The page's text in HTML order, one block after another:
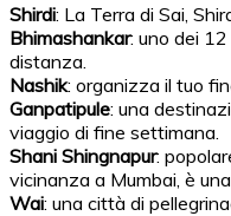
Shirdi: La Terra di Sai,
Bhimashankar: uno dei
distanza.
Nashik: organizza il tuo
Ganpatipule: una
viaggio di fine settimana.
Shani Shingnapur:
vicinanza a Mumbai, è
Wai: una città di